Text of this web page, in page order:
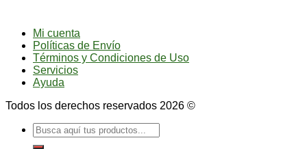
Mi cuenta
Políticas de Envío
Términos y Condiciones de Uso
Servicios
Ayuda
Todos los derechos reservados 2026 ©
Buscar
por: